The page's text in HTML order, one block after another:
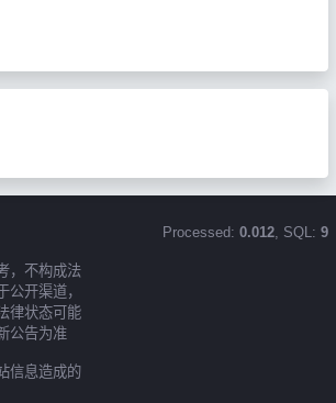
，不构成法
开渠道，
律状态可能
公告为准
信息造成的
Processed: 0.012, SQL: 9